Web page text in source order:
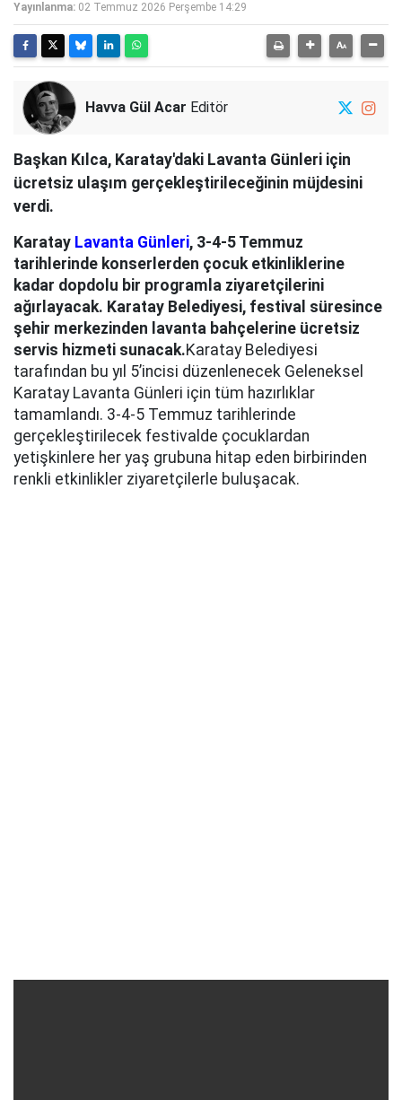
Yayınlanma: 02 Temmuz 2026 Perşembe 14:29
Havva Gül Acar Editör
Başkan Kılca, Karatay'daki Lavanta Günleri için
ücretsiz ulaşım gerçekleştirileceğinin müjdesini
verdi.
Karatay Lavanta Günleri, 3-4-5 Temmuz
tarihlerinde konserlerden çocuk etkinliklerine
kadar dopdolu bir programla ziyaretçilerini
ağırlayacak. Karatay Belediyesi, festival süresince
şehir merkezinden lavanta bahçelerine ücretsiz
servis hizmeti sunacak.Karatay Belediyesi
tarafından bu yıl 5’incisi düzenlenecek Geleneksel
Karatay Lavanta Günleri için tüm hazırlıklar
tamamlandı. 3-4-5 Temmuz tarihlerinde
gerçekleştirilecek festivalde çocuklardan
yetişkinlere her yaş grubuna hitap eden birbirinden
renkli etkinlikler ziyaretçilerle buluşacak.